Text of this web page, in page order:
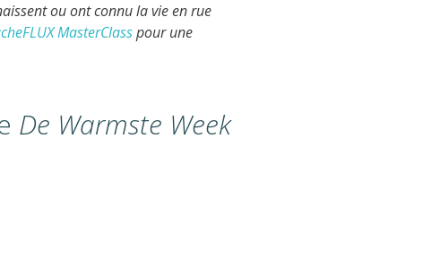
ou ont connu la vie en rue
MasterClasspour une
De Warmste Week